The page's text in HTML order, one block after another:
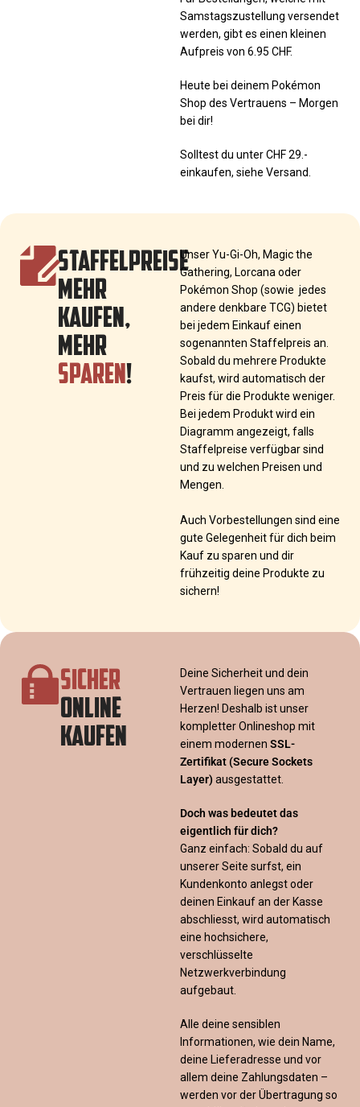
Samstagszustellung versendet
werden, gibt es einen kleinen
Aufpreis von 6.95 CHF.
Heute bei deinem Pokémon
Shop des Vertrauens – Morgen
bei dir!
Solltest du unter CHF 29.-
einkaufen, siehe Versand.
STAFFELPREISE
MEHR
KAUFEN,
MEHR
SPAREN!
Unser Yu-Gi-Oh, Magic the
Gathering, Lorcana oder
Pokémon Shop (sowie jedes
andere denkbare TCG) bietet
bei jedem Einkauf einen
sogenannten Staffelpreis an.
Sobald du mehrere Produkte
kaufst, wird automatisch der
Preis für die Produkte weniger.
Bei jedem Produkt wird ein
Diagramm angezeigt, falls
Staffelpreise verfügbar sind
und zu welchen Preisen und
Mengen.
Auch Vorbestellungen sind eine
gute Gelegenheit für dich beim
Kauf zu sparen und dir
frühzeitig deine Produkte zu
sichern!
SICHER
ONLINE
KAUFEN
Deine Sicherheit und dein
Vertrauen liegen uns am
Herzen! Deshalb ist unser
kompletter Onlineshop mit
einem modernen SSL-
Zertifikat (Secure Sockets
Layer) ausgestattet.
Doch was bedeutet das
eigentlich für dich?
Ganz einfach: Sobald du auf
unserer Seite surfst, ein
Kundenkonto anlegst oder
deinen Einkauf an der Kasse
abschliesst, wird automatisch
eine hochsichere,
verschlüsselte
Netzwerkverbindung
aufgebaut.
Alle deine sensiblen
Informationen, wie dein Name,
deine Lieferadresse und vor
allem deine Zahlungsdaten –
werden vor der Übertragung so